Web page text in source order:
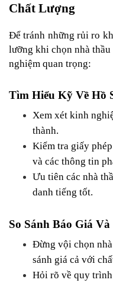
Chất Lượng
Để tránh những rủi ro
lưỡng khi chọn nhà
nghiệm quan trọng:
Tìm Hiểu Kỹ Về Hồ
Xem xét kinh
thành.
Kiểm tra giấy
và các thông tin
Ưu tiên các nhà
danh tiếng tốt.
So Sánh Báo Giá
Đừng vội chọn
sánh giá cả với
Hỏi rõ về quy